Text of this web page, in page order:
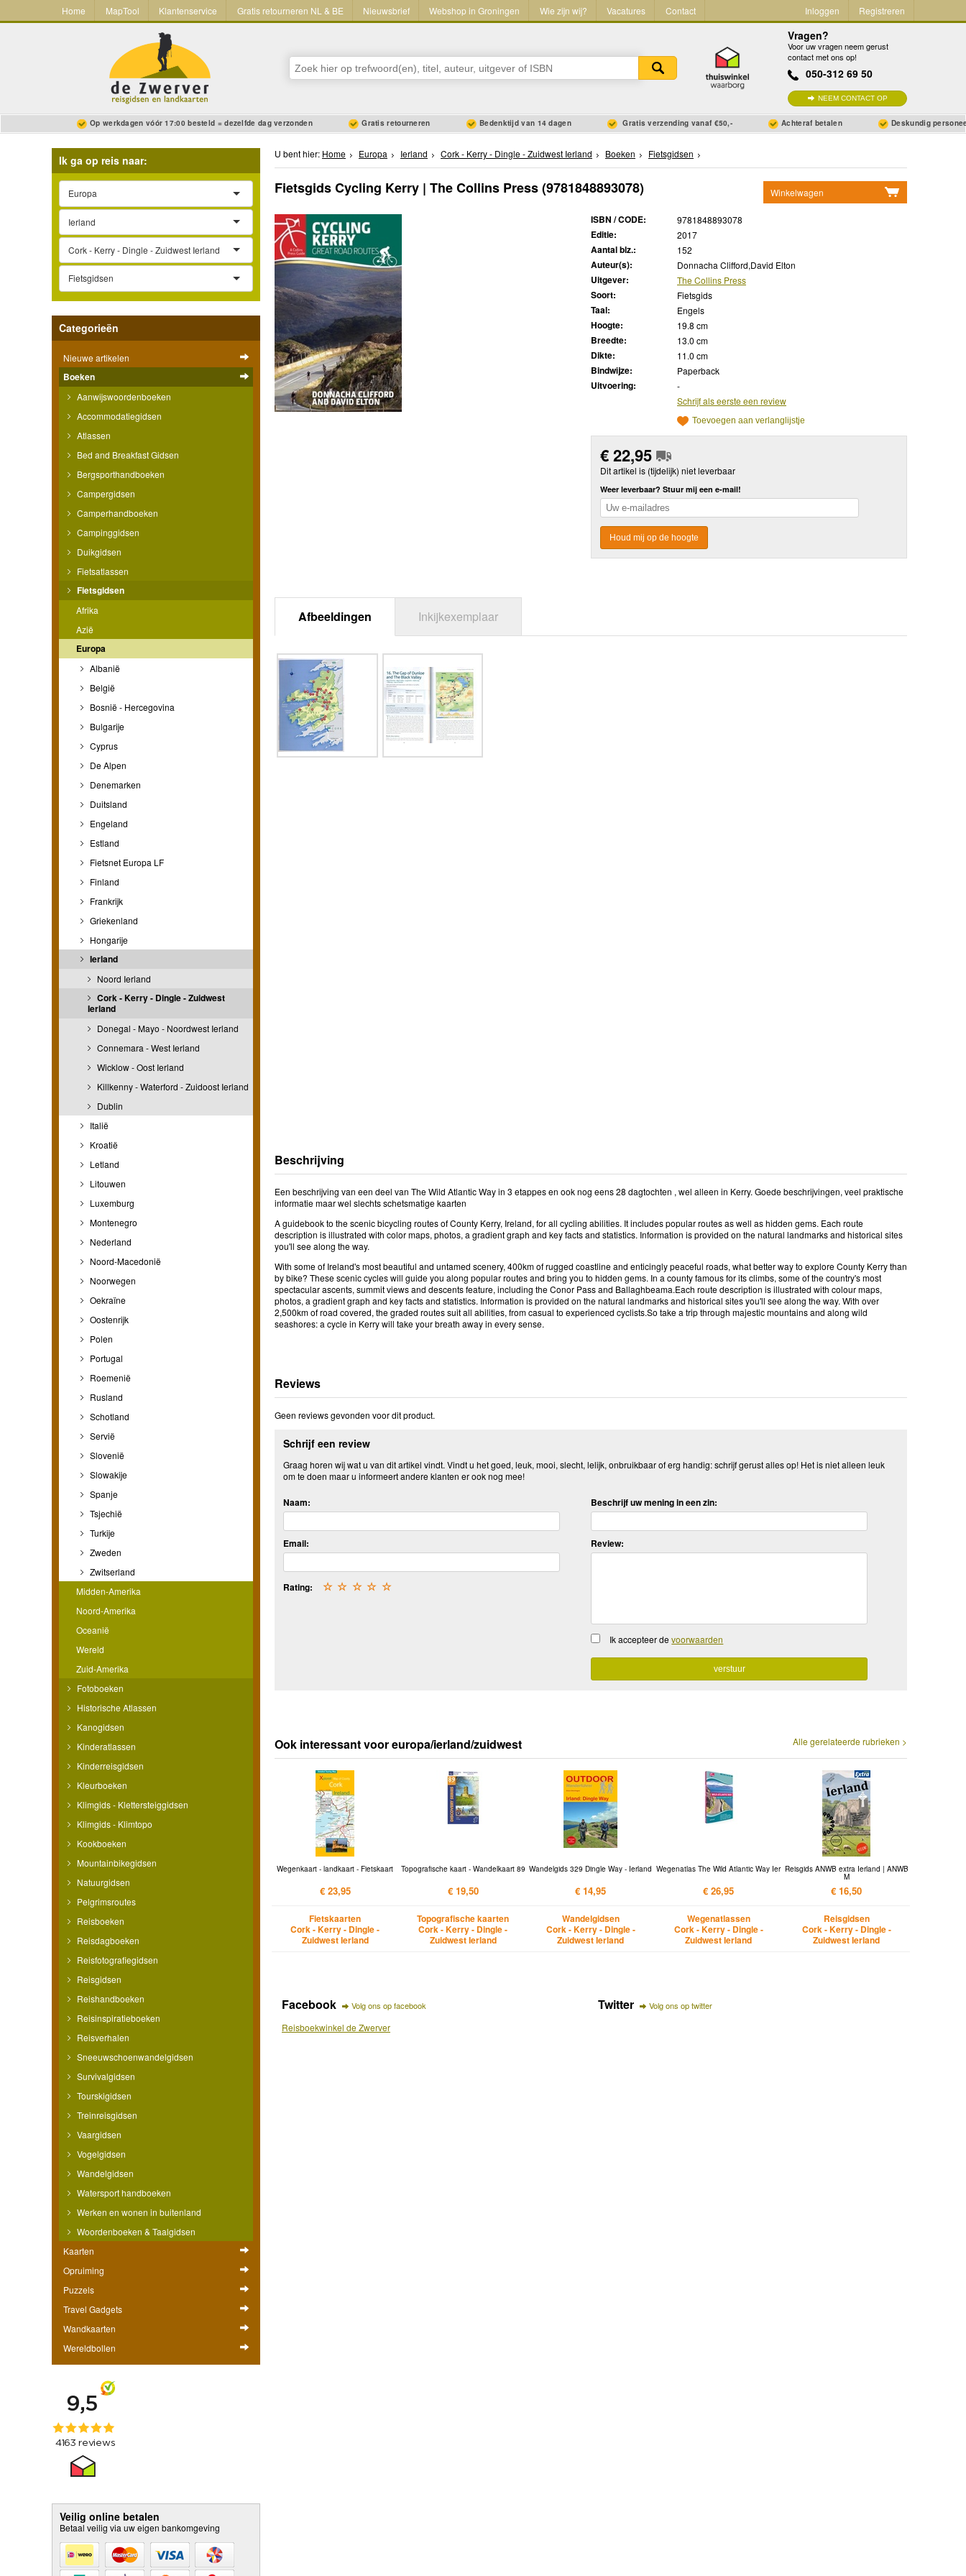
Home MapTool Klantenservice Gratis retourneren NL & BE Nieuwsbrief Webshop in Groningen Wie zijn wij? Vacatures Contact Inloggen Registreren
Vragen?
Voor uw vragen neem gerust
contact met ons op!
050-312 69 50
NEEM CONTACT OP
Op werkdagen vóór 17:00 besteld = dezelfde dag verzonden Gratis retourneren Bedenktijd van 14 dagen Gratis verzending vanaf €50,- Achteraf betalen Deskundig
Ik ga op reis naar:
Europa
Ierland
Cork - Kerry - Dingle - Zuidwest Ierland
Fietsgidsen
Categorieën
Nieuwe artikelen
Boeken
Aanwijswoordenboeken
Accommodatiegidsen
Atlassen
Bed and Breakfast Gidsen
Bergsporthandboeken
Campergidsen
Camperhandboeken
Campinggidsen
Duikgidsen
Fietsatlassen
Fietsgidsen
Afrika
Azië
Europa
Albanië
België
Bosnië - Hercegovina
Bulgarije
Cyprus
De Alpen
Denemarken
Duitsland
Engeland
Estland
Fietsnet Europa LF
Finland
Frankrijk
Griekenland
Hongarije
Ierland
Noord Ierland
Cork - Kerry - Dingle - Zuidwest
Ierland
Donegal - Mayo - Noordwest Ierland
Connemara - West Ierland
Wicklow - Oost Ierland
Killkenny - Waterford - Zuidoost Ierland
Dublin
Italië
Kroatië
Letland
Litouwen
Luxemburg
Montenegro
Nederland
Noord-Macedonië
Noorwegen
Oekraïne
Oostenrijk
Polen
Portugal
Roemenië
Rusland
Schotland
Servië
Slovenië
Slowakije
Spanje
Tsjechië
Turkije
Zweden
Zwitserland
Midden-Amerika
Noord-Amerika
Oceanië
Wereld
Zuid-Amerika
Fotoboeken
Historische Atlassen
Kanogidsen
Kinderatlassen
Kinderreisgidsen
Kleurboeken
Klimgids - Klettersteiggidsen
Klimgids - Klimtopo
Kookboeken
Mountainbikegidsen
Natuurgidsen
Pelgrimsroutes
Reisboeken
Reisdagboeken
Reisfotografiegidsen
Reisgidsen
Reishandboeken
Reisinspiratieboeken
Reisverhalen
Sneeuwschoenwandelgidsen
Survivalgidsen
Tourskigidsen
Treinreisgidsen
Vaargidsen
Vogelgidsen
Wandelgidsen
Watersport handboeken
Werken en wonen in buitenland
Woordenboeken & Taalgidsen
Kaarten
Opruiming
Puzzels
Travel Gadgets
Wandkaarten
Wereldbollen
Veilig online betalen
Betaal veilig via uw eigen bankomgeving
U bent hier: Home Europa Ierland Cork - Kerry - Dingle - Zuidwest Ierland Boeken Fietsgidsen
Winkelwagen
Fietsgids Cycling Kerry | The Collins Press(9781848893078)
ISBN / CODE: 9781848893078
Editie: 2017
Aantal blz.: 152
Auteur(s): Donnacha Clifford,David Elton
Uitgever: The Collins Press
Soort: Fietsgids
Taal: Engels
Hoogte: 19.8 cm
Breedte: 13.0 cm
Dikte: 11.0 cm
Bindwijze: Paperback
Uitvoering:
-
Schrijf als eerste een review
Toevoegen aan verlanglijstje
€22,95
Dit artikel is (tijdelijk) niet leverbaar
Weer leverbaar? Stuur mij een e-mail!
Houd mij op de hoogte
Afbeeldingen Inkijkexemplaar
Beschrijving
Een beschrijving van een deel van The Wild Atlantic Way in 3 etappes en ook nog eens 28 dagtochten , wel alleen in Kerry. Goede beschrijvingen, veel praktische
informatie maar wel slechts schetsmatige kaarten
A guidebook to the scenic bicycling routes of County Kerry, Ireland, for all cycling abilities. It includes popular routes as well as hidden gems. Each route
description is illustrated with color maps, photos, a gradient graph and key facts and statistics. Information is provided on the natural landmarks and historical sites
you'll see along the way.
With some of Ireland's most beautiful and untamed scenery, 400km of rugged coastline and enticingly peaceful roads, what better way to explore County Kerry than
by bike? These scenic cycles will guide you along popular routes and bring you to hidden gems. In a county famous for its climbs, some of the country's most
spectacular ascents, summit views and descents feature, including the Conor Pass and Ballaghbeama.Each route description is illustrated with colour maps,
photos, a gradient graph and key facts and statistics. Information is provided on the natural landmarks and historical sites you'll see along the way. With over
2,500km of road covered, the graded routes suit all abilities, from casual to experienced cyclists.So take a trip through majestic mountains and along wild
seashores: a cycle in Kerry will take your breath away in every sense.
Reviews
Geen reviews gevonden voor dit product.
Schrijf een review
Graag horen wij wat u van dit artikel vindt. Vindt u het goed, leuk, mooi, slecht, lelijk, onbruikbaar of erg handig: schrijf gerust alles op! Het is niet alleen leuk
om te doen maar u informeert andere klanten er ook nog mee!
Naam:
Email:
Rating: ☆
☆
☆
☆
☆
Beschrijf uw mening in een zin:
Review:
Ik accepteer devoorwaarden
Alle gerelateerde rubrieken >
Ook interessant voor europa/ierland/zuidwest
Wegenkaart - landkaart - Fietskaart
€ 23,95
Fietskaarten
Cork - Kerry - Dingle -
Zuidwest Ierland
Topografische kaart - Wandelkaart 89
€ 19,50
Topografische kaarten
Cork - Kerry - Dingle -
Zuidwest Ierland
Wandelgids 329 Dingle Way - Ierland
€ 14,95
Wandelgidsen
Cork - Kerry - Dingle -
Zuidwest Ierland
Wegenatlas The Wild Atlantic Way Ier
€ 26,95
Wegenatlassen
Cork - Kerry - Dingle -
Zuidwest Ierland
Reisgids ANWB extra Ierland | ANWB
M
€ 16,50
Reisgidsen
Cork - Kerry - Dingle -
Zuidwest Ierland
Facebook Volg ons op facebook
Reisboekwinkel de Zwerver
Twitter Volg ons op twitter